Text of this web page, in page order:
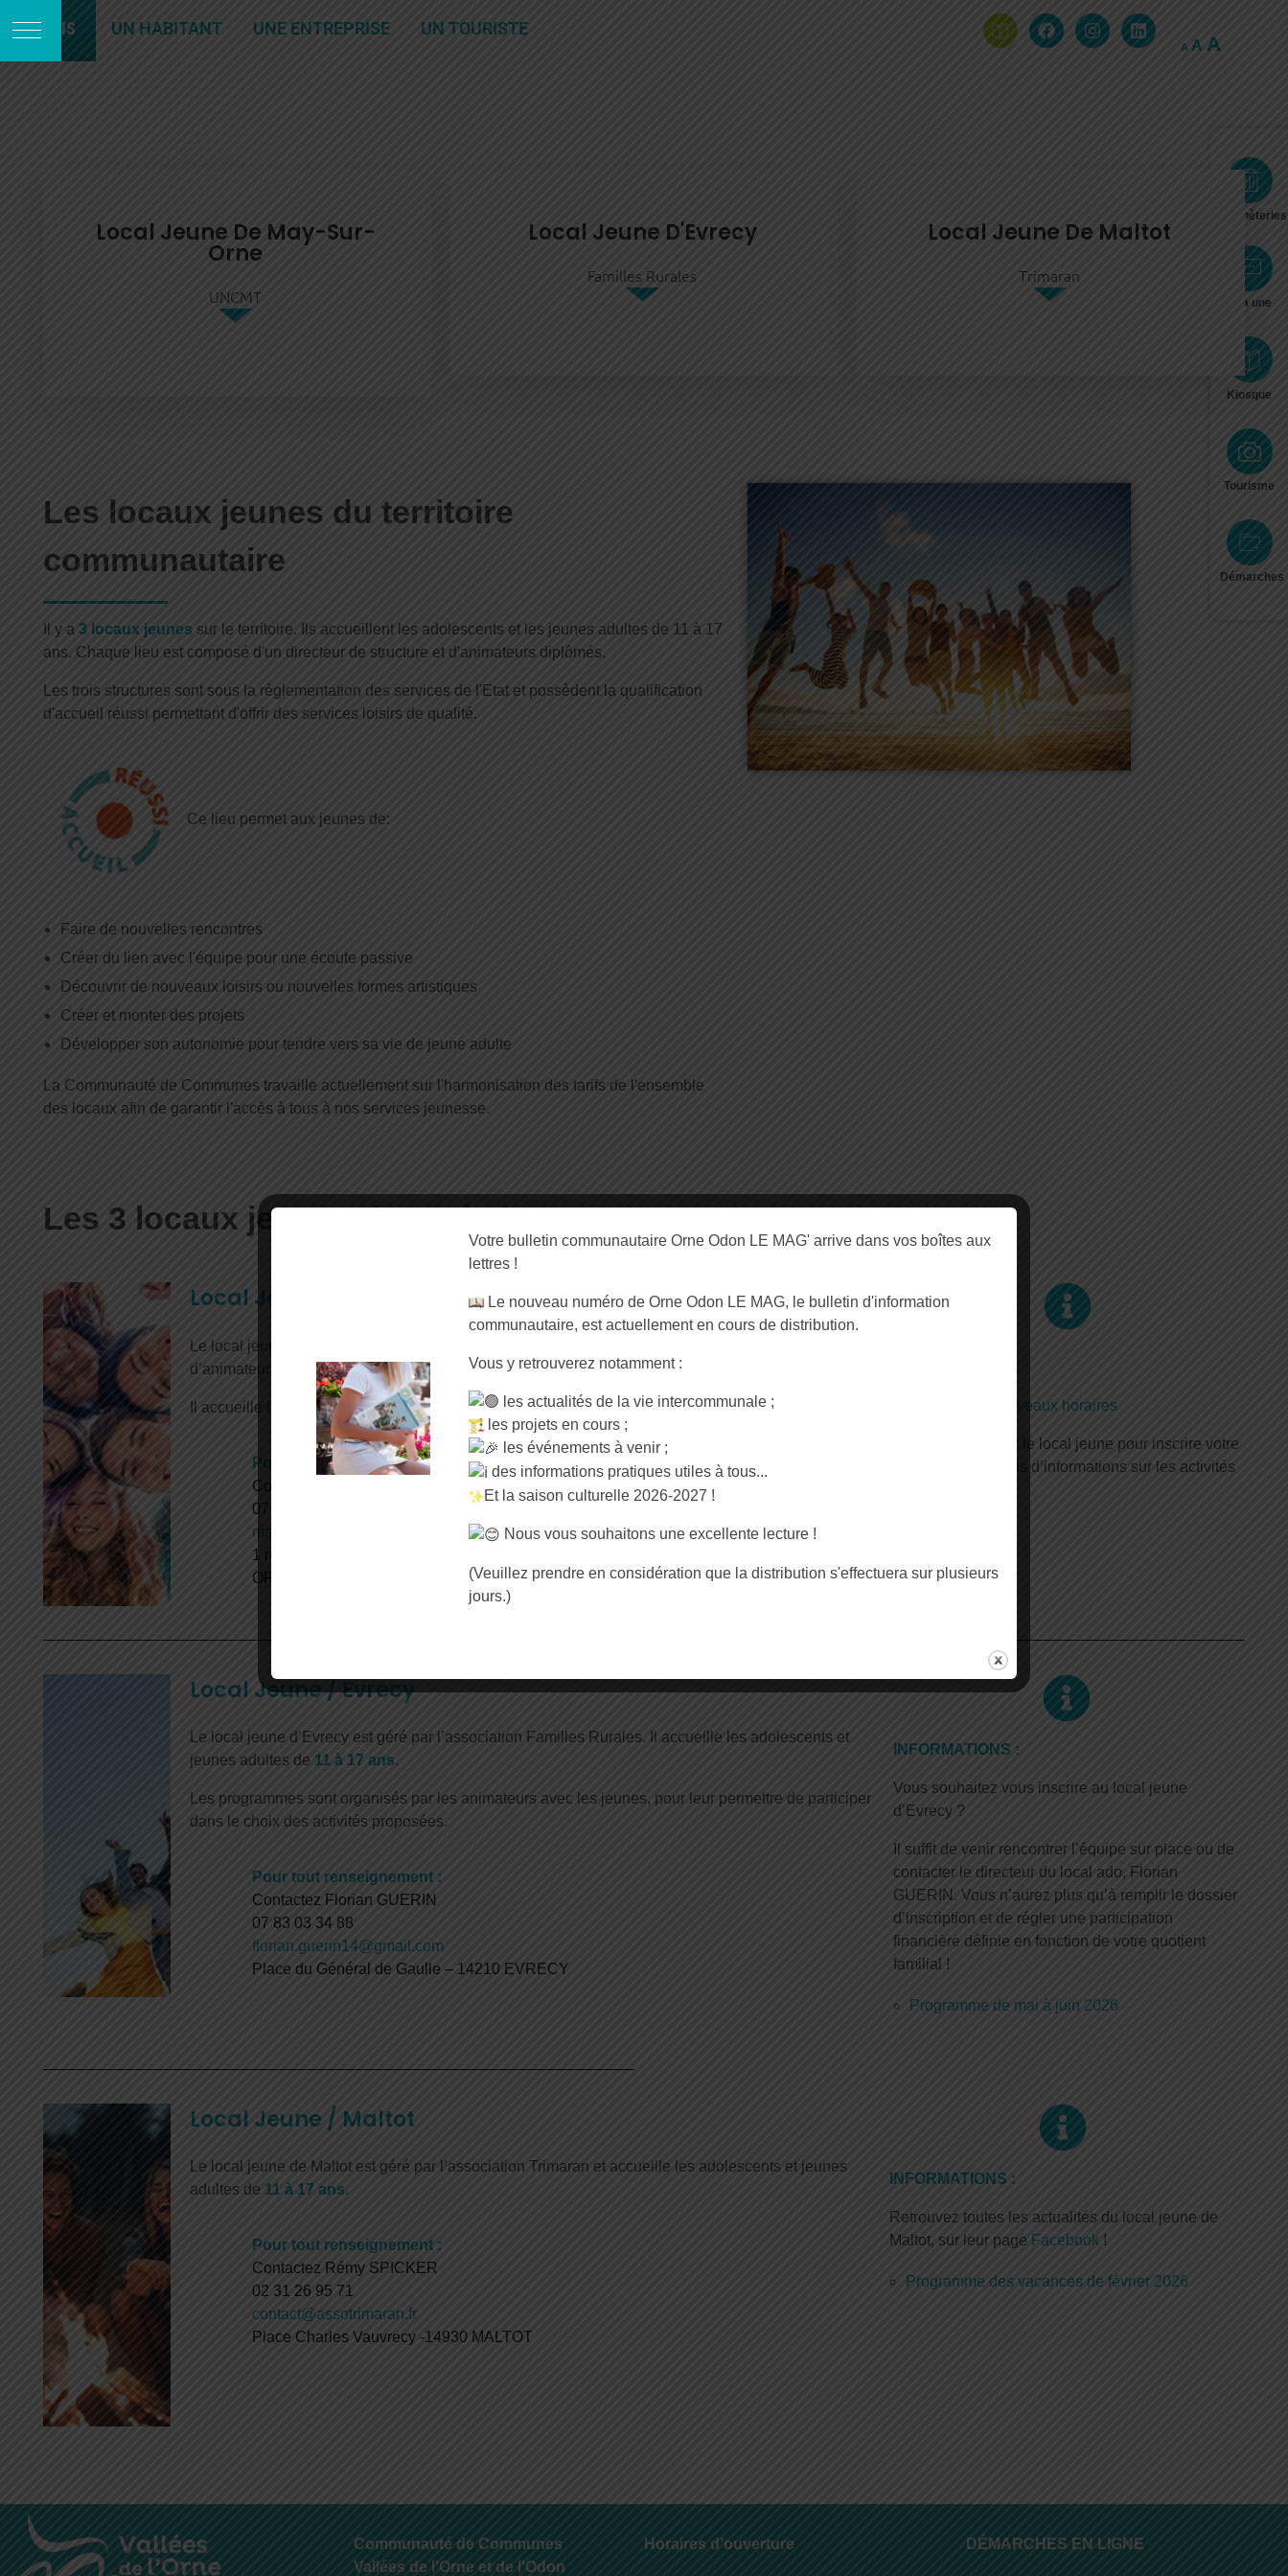
Déchèteries
À la une
Kiosque
Tourisme
Démarches
JE SUIS UN HABITANT UNE ENTREPRISE UN TOURISTE
A A A
Local Jeune De May-Sur-
Orne
UNCMT
Local Jeune D'Evrecy
Familles Rurales
Local Jeune De Maltot
Trimaran
Les locaux jeunes du territoire
communautaire
Il y a 3 locaux jeunes sur le territoire. Ils accueillent les adolescents et les jeunes adultes de 11 à 17
ans. Chaque lieu est composé d'un directeur de structure et d'animateurs diplômés.
Les trois structures sont sous la règlementation des services de l'Etat et possèdent la qualification
d'accueil réussi permettant d'offrir des services loisirs de qualité.
Ce lieu permet aux jeunes de:
Faire de nouvelles rencontres
Créer du lien avec l'équipe pour une écoute passive
Découvrir de nouveaux loisirs ou nouvelles formes artistiques
Créer et monter des projets
Développer son autonomie pour tendre vers sa vie de jeune adulte
La Communauté de Communes travaille actuellement sur l'harmonisation des tarifs de l'ensemble
des locaux afin de garantir l'accès à tous à nos services jeunesse.
Les 3 locaux jeunes du territoire :
Local Jeune / May-Sur-Orne
Le local jeune de May-sur-Orne est géré par l’UNCMT et est composé d’un directeur de structure et
d’animateurs diplômés.
Il accueille les adolescents et les jeunes adultes de11 à 17 ans.
Pour tout renseignement :
Contactez Sandra DEROUET
07 84 35 79 43
may.localjeunes@uncmt.fr
1 rue Saint-André à la maison des associations – 14320 MAY-SUR-
ORNE
TIONS :
les nouveaux horaires
Merci de contacter le local jeune pour inscrire votre
enfant ou avoir plus d’informations sur les activités
Local Jeune / Evrecy
Le local jeune d’Evrecy est géré par l’association Familles Rurales. Il accueille les adolescents et
jeunes adultes de 11 à 17 ans.
Les programmes sont organisés par les animateurs avec les jeunes, pour leur permettre de participer
dans le choix des activités proposées.
Pour tout renseignement :
Contactez Florian GUERIN
07 83 03 34 88
florian.guerin14@gmail.com
Place du Général de Gaulle – 14210 EVRECY
INFORMATI ONS :
Vous souhaitez vous inscrire au local jeune
d’Evrecy ?
Il suffit de venir rencontrer l’équipe sur place ou de
contacter le directeur du local ado, Florian
GUERIN. Vous n’aurez plus qu’à remplir le dossier
d’inscription et de régler une participation
financière définie en fonction de votre quotient
familial !
Programme de mai à juin 2026
Local Jeune / Maltot
Le local jeune de Maltot est géré par l’association Trimaran et accueille les adolescents et jeunes
adultes de 11 à 17 ans.
Pour tout renseignement :
Contactez Rémy SPICKER
02 31 26 95 71
contact@assotrimaran.fr
Place Charles Vauvrecy -14930 MALTOT
INFORMATIONS :
Retrouvez toutes les actualités du local jeune de
Maltot, sur leur page Facebook !
Programme des vacances de février 2026
Communauté de Communes
Vallées de l’Orne et de l’Odon
Horaires d’ouverture DÉMARCHES EN LIGNE
Votre bulletin communautaire Orne Odon LE MAG' arrive dans vos boîtes aux
lettres !
Le nouveau numéro de Orne Odon LE MAG, le bulletin d'information
communautaire, est actuellement en cours de distribution.
Vous y retrouverez notamment :
les actualités de la vie intercommunale ;
les projets en cours ;
les événements à venir ;
des informations pratiques utiles à tous...
Et la saison culturelle 2026-2027 !
Nous vous souhaitons une excellente lecture !
(Veuillez prendre en considération que la distribution s'effectuera sur plusieurs
jours.)